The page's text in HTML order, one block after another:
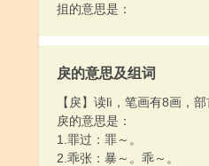
抯的意思是：
戾的意思及组词
【戾】读lì，笔画有8画，
戾的意思是：
1.罪过：罪～。
2.乖张：暴～。乖～。